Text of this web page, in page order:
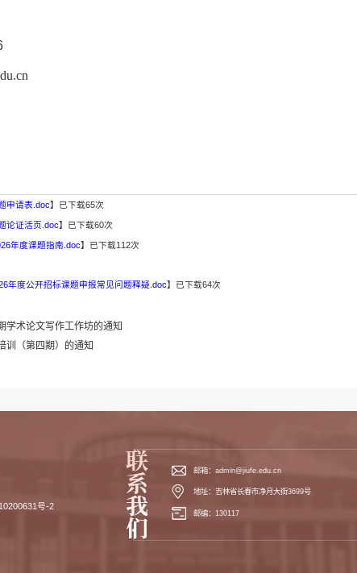
申请表.doc】已下载65次
论证活页.doc】已下载60次
年度课题指南.doc】已下载112次
年度公开招标课题申报常见问题释疑.doc】已下载64次
学术论文写作工作坊的通知
训（第四期）的通知
号-2
邮箱：admin@jiufe.edu.cn
地址：吉林省长春市净月大街3699号
邮编：130117